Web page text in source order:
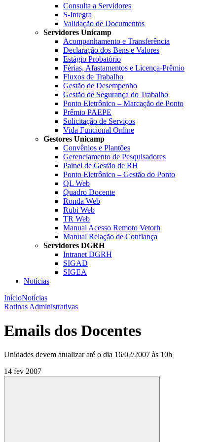
Consulta a Servidores
S-Integra
Validação de Documentos
Servidores Unicamp
Acompanhamento e Transferência
Declaração dos Bens e Valores
Estágio Probatório
Férias, Afastamentos e Licença-Prêmio
Fluxos de Trabalho
Gestão de Desempenho
Gestão de Segurança do Trabalho
Ponto Eletrônico – Marcação de Ponto
Prêmio PAEPE
Solicitação de Serviços
Vida Funcional Online
Gestores Unicamp
Convênios e Plantões
Gerenciamento de Pesquisadores
Painel de Gestão de RH
Ponto Eletrônico – Gestão do Ponto
QL Web
Quadro Docente
Ronda Web
Rubi Web
TR Web
Manual Acesso Remoto Vetorh
Manual Relação de Confiança
Servidores DGRH
Intranet DGRH
SIGAD
SIGEA
Notícias
InícioNotícias
Rotinas Administrativas
Emails dos Docentes
Unidades devem atualizar até o dia 16/02/2007 às 10h
14 fev 2007